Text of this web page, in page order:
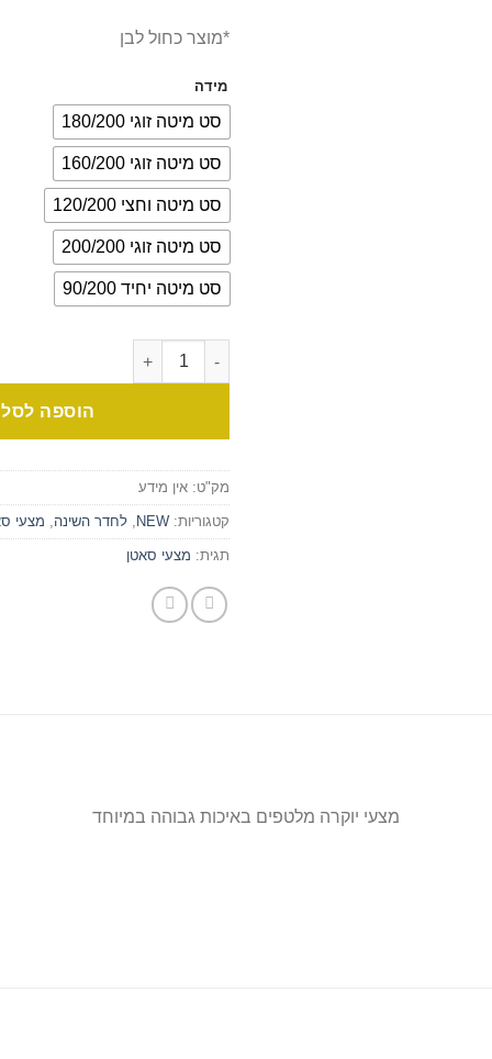
*מוצר כחול לבן
מידה
סט מיטה זוגי 180/200
סט מיטה זוגי 160/200
סט מיטה וחצי 120/200
סט מיטה זוגי 200/200
סט מיטה יחיד 90/200
הוספה לסל
מק"ט: אין מידע
קטגוריות: NEW
, לחדר השינה, מצעי
תגית: מצעי סאטן
מצעי יוקרה מלטפים באיכות גבוהה במיוחד